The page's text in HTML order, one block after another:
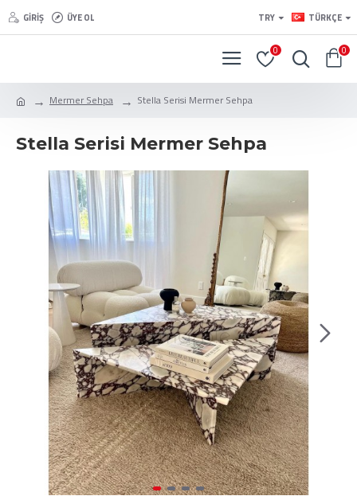
GIRIŞ ÜYE OL TRY TÜRKÇE
0 0
Mermer Sehpa Stella Serisi Mermer Sehpa
Stella Serisi Mermer Sehpa